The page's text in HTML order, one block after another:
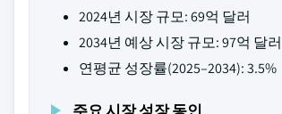
2024년 시장 규모: 69억 달러
2034년 예상 시장 규모: 97억 달러
연평균 성장률(2025–2034): 3.5%